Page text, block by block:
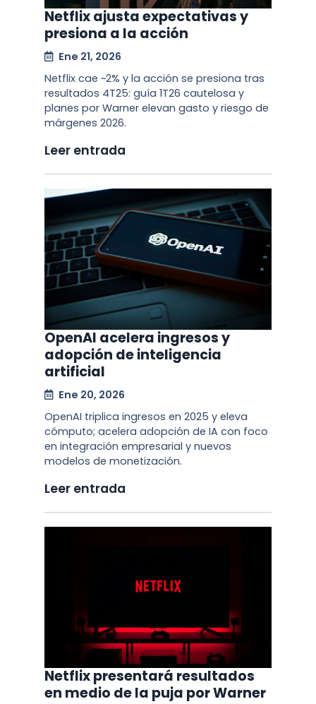
Netflix ajusta expectativas y
presiona a la acción
Ene 21, 2026
Netflix cae ~2% y la acción se presiona tras
resultados 4T25: guía 1T26 cautelosa y
planes por Warner elevan gasto y riesgo de
márgenes 2026.
Leer entrada
OpenAI acelera ingresos y
adopción de inteligencia
artificial
Ene 20, 2026
OpenAI triplica ingresos en 2025 y eleva
cómputo; acelera adopción de IA con foco
en integración empresarial y nuevos
modelos de monetización.
Leer entrada
Netflix presentará resultados
en medio de la puja por Warner